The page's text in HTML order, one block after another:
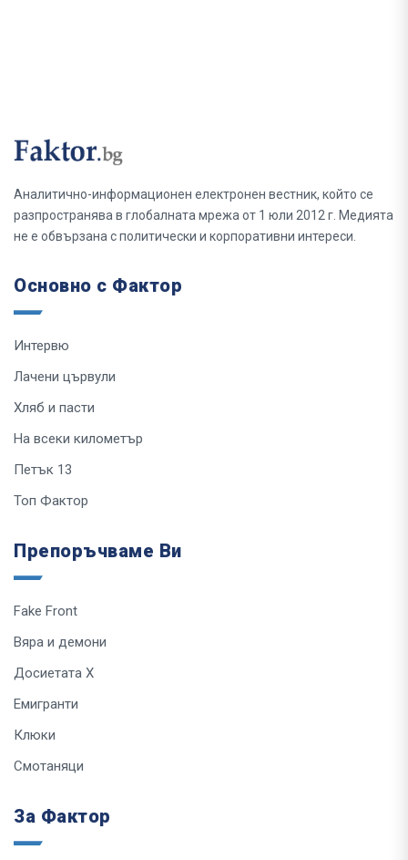
Аналитично-информационен електронен вестник, който се
разпространява в глобалната мрежа от 1 юли 2012 г. Медията
не е обвързана с политически и корпоративни интереси.
Основно с Фактор
Интервю
Лачени цървули
Хляб и пасти
На всеки километър
Петък 13
Топ Фактор
Препоръчваме Ви
Fake Front
Вяра и демони
Досиетата Х
Емигранти
Клюки
Смотаняци
За Фактор